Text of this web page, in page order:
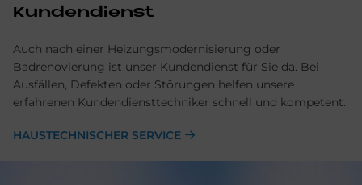
Kundendienst
Auch nach einer Heizungsmodernisierung oder
Badrenovierung ist unser Kundendienst für Sie da. Bei
Ausfällen, Defekten oder Störungen helfen unsere
erfahrenen Kundendiensttechniker schnell und kompetent.
HAUSTECHNISCHER SERVICE